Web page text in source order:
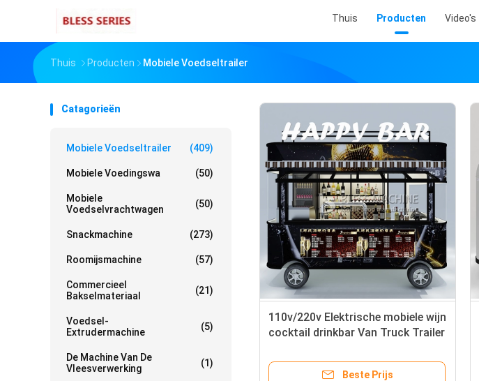
Thuis Producten Video's
Thuis Producten Mobiele Voedseltrailer
Catagorieën
Mobiele Voedseltrailer (409)
Mobiele Voedingswa (50)
Mobiele
Voedselvrachtwagen
(50)
Snackmachine (273)
Roomijsmachine (57)
Commercieel
Bakselmateriaal
(21)
Voedsel-
Extrudermachine
(5)
De Machine Van De
Vleesverwerking
(1)
110v/220v Elektrische mobiele wijn
cocktail drinkbar Van Truck Trailer
Beste Prijs